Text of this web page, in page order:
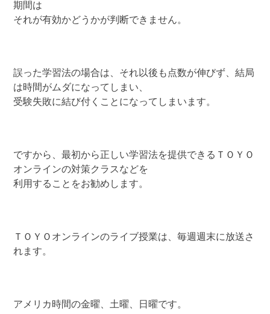
期間は
それが有効かどうかが判断できません。
誤った学習法の場合は、それ以後も点数が伸びず、結局
は時間がムダになってしまい、
受験失敗に結び付くことになってしまいます。
ですから、最初から正しい学習法を提供できるＴＯＹＯ
オンラインの対策クラスなどを
利用することをお勧めします。
ＴＯＹＯオンラインのライブ授業は、毎週週末に放送さ
れます。
アメリカ時間の金曜、土曜、日曜です。